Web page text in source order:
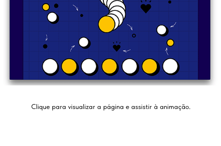
Clique para visualizar a página e assistir à animação.